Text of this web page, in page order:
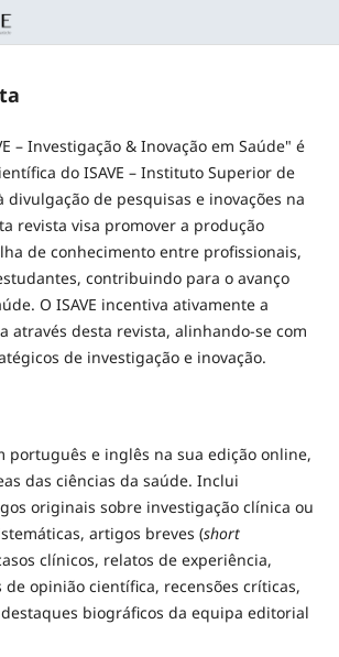
– Investigação & Inovação em Saúde" é
do ISAVE – Instituto Superior de
divulgação de pesquisas e inovações na
revista visa promover a produção
de conhecimento entre profissionais,
contribuindo para o avanço
O ISAVE incentiva ativamente a
através desta revista, alinhando-se com
de investigação e inovação.
português e inglês na sua edição online,
das ciências da saúde. Inclui
originais sobre investigação clínica ou
artigos breves (short
clínicos, relatos de experiência,
opinião científica, recensões críticas,
biográficos da equipa editorial